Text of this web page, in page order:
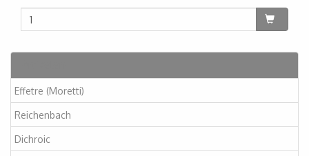
Effetre (Moretti)
Reichenbach
Dichroic